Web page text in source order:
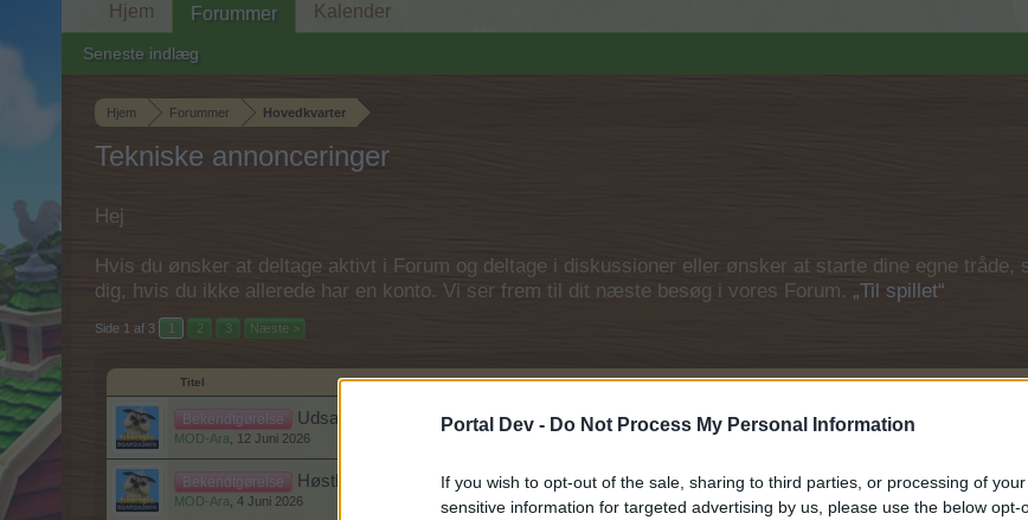
Portal Dev - Do Not Process My Personal Information
If you wish to opt-out of the sale, sharing to third parties, or processing of
sensitive information for targeted advertising by us, please use the below opt-
Hjem Forummer Hovedkvarter
Tekniske annonceringer
Hej
Hvis du ønsker at deltage aktivt i Forum og deltage i diskussioner eller ønsker at starte dine egne
dig, hvis du ikke allerede har en konto. Vi ser frem til dit næste besøg i vores Forum. „Til spillet“
Side 1 af 3 1 2 3 Næste >
Titel
Bekendtgørelse Udsat start af events mm.
MOD-Ara 12 Juni 2026
Bekendtgørelse Høsthjælper abonnement opgradering
MOD-Ara 4 Juni 2026
Hjem Forummer
Seneste indlæg
Kalender